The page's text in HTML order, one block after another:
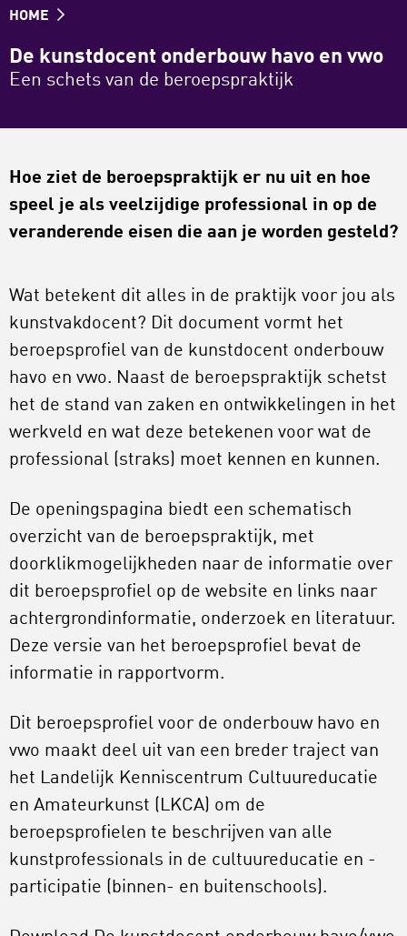
HOME
De kunstdocent onderbouw havo en vwo
Een schets van de beroepspraktijk
Hoe ziet de beroepspraktijk er nu uit en hoe
speel je als veelzijdige professional in op de
veranderende eisen die aan je worden gesteld?
Wat betekent dit alles in de praktijk voor jou als
kunstvakdocent? Dit document vormt het
beroepsprofiel van de kunstdocent onderbouw
havo en vwo. Naast de beroepspraktijk schetst
het de stand van zaken en ontwikkelingen in het
werkveld en wat deze betekenen voor wat de
professional (straks) moet kennen en kunnen.
De openingspagina biedt een schematisch
overzicht van de beroepspraktijk, met
doorklikmogelijkheden naar de informatie over
dit beroepsprofiel op de website en links naar
achtergrondinformatie, onderzoek en literatuur.
Deze versie van het beroepsprofiel bevat de
informatie in rapportvorm.
Dit beroepsprofiel voor de onderbouw havo en
vwo maakt deel uit van een breder traject van
het Landelijk Kenniscentrum Cultuureducatie
en Amateurkunst (LKCA) om de
beroepsprofielen te beschrijven van alle
kunstprofessionals in de cultuureducatie en -
participatie (binnen- en buitenschools).